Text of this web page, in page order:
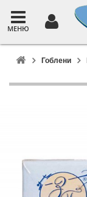
МЕНЮ
Гоблени